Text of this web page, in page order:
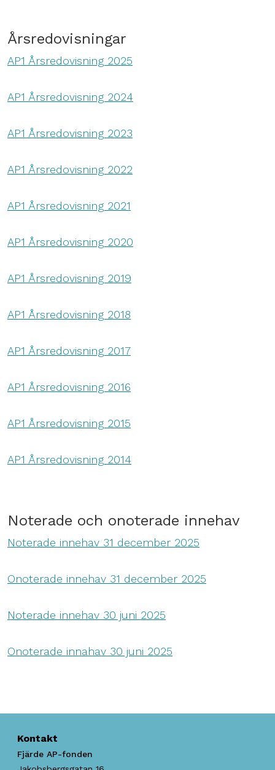
Årsredovisningar
AP1 Årsredovisning 2025
AP1 Årsredovisning 2024
AP1 Årsredovisning 2023
AP1 Årsredovisning 2022
AP1 Årsredovisning 2021
AP1 Årsredovisning 2020
AP1 Årsredovisning 2019
AP1 Årsredovisning 2018
AP1 Årsredovisning 2017
AP1 Årsredovisning 2016
AP1 Årsredovisning 2015
AP1 Årsredovisning 2014
Noterade och onoterade innehav
Noterade innehav 31 december 2025
Onoterade innehav 31 december 2025
Noterade innehav 30 juni 2025
Onoterade innahav 30 juni 2025
Kontakt
Fjärde AP-fonden